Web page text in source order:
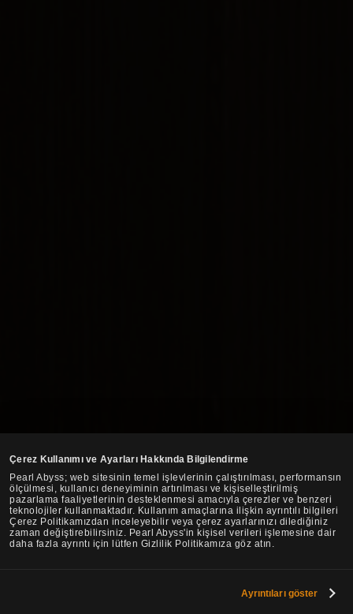
Çerez Kullanımı ve Ayarları Hakkında Bilgilendirme
Pearl Abyss; web sitesinin temel işlevlerinin çalıştırılması, performansın
ölçülmesi, kullanıcı deneyiminin artırılması ve kişiselleştirilmiş
pazarlama faaliyetlerinin desteklenmesi amacıyla çerezler ve benzeri
teknolojiler kullanmaktadır. Kullanım amaçlarına ilişkin ayrıntılı bilgileri
Çerez Politikamızdan inceleyebilir veya çerez ayarlarınızı dilediğiniz
zaman değiştirebilirsiniz. Pearl Abyss'in kişisel verileri işlemesine dair
daha fazla ayrıntı için lütfen Gizlilik Politikamıza göz atın.
Ayrıntıları göster